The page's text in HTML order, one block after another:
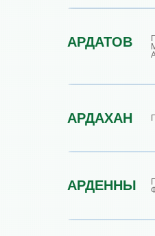
АРДАТОВ
АРДАХАН
АРДЕННЫ